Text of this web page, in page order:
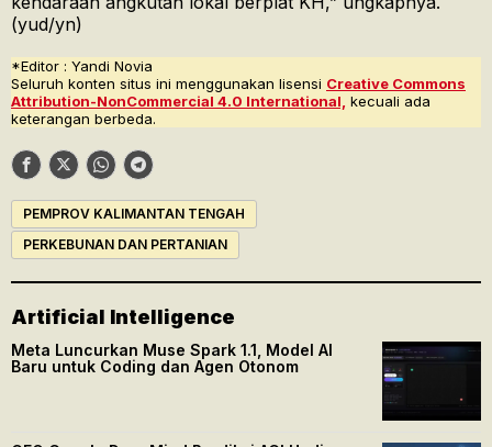
(yud/yn)
*Editor : Yandi Novia
Seluruh konten situs ini menggunakan lisensi Creative Commons
Attribution-NonCommercial 4.0 International, kecuali ada
keterangan berbeda.
PEMPROV KALIMANTAN TENGAH
PERKEBUNAN DAN PERTANIAN
Artificial Intelligence
Meta Luncurkan Muse Spark 1.1, Model AI
Baru untuk Coding dan Agen Otonom